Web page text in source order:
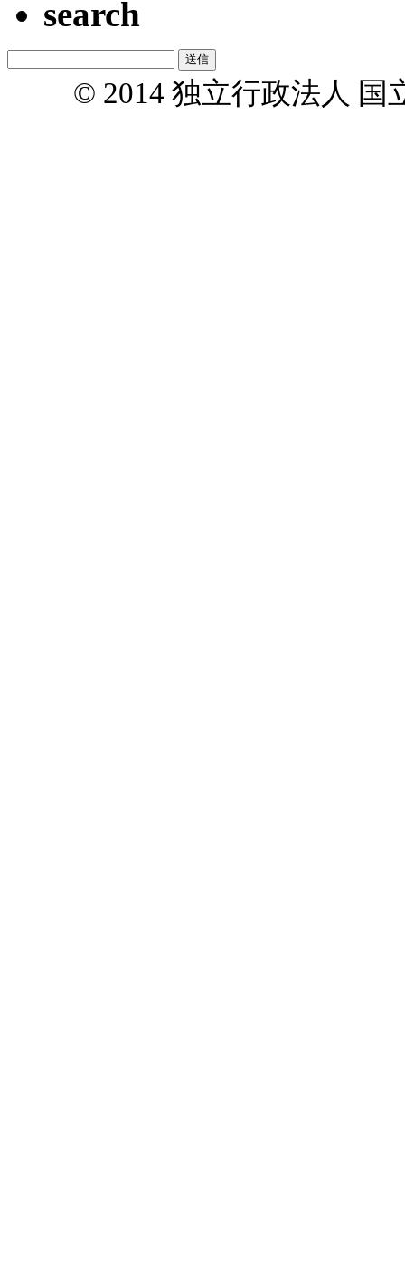
search
© 2014 独立行政法人 国